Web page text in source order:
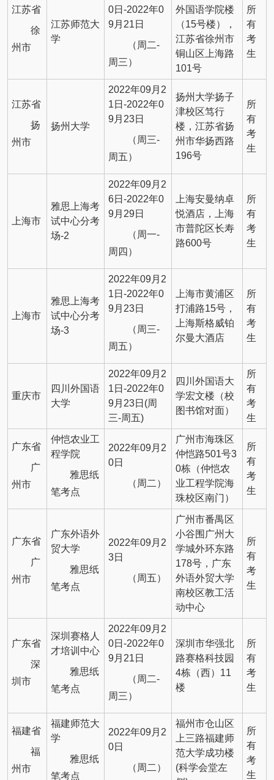
江苏省
徐
州市
江苏师范大
学
0日-2022年0
9月21日
（周二-
周三）
外国语学院楼
（15号楼），
江苏省徐州市
铜山区上海路
101号
所
有
考
生
江苏省
扬
州市
扬州大学
2022年09月2
1日-2022年0
9月23日
（周三-
周五）
扬州大学扬子
津校区笃行
楼，江苏省扬
州市华扬西路
196号
所
有
考
生
上海市
雅思上海考
试中心分考
场-2
2022年09月2
6日-2022年0
9月29日
（周一-
周四）
上海安曼纳卓
悦酒店，上海
市普陀区长寿
路600号
所
有
考
生
上海市
雅思上海考
试中心分考
场-3
2022年09月2
1日-2022年0
9月23日
（周三-
周五）
上海市黄浦区
打浦路15号，
上海斯格威铂
尔曼大酒店
所
有
考
生
重庆市
四川外国语
大学
2022年09月2
1日-2022年0
9月23日(周
三-周五)
四川外国语大
学宏文楼（校
图书馆对面）
所
有
考
生
广东省
广
州市
仲恺农业工
程学院
雅思纸
笔考点
2022年09月2
0日
（周二）
广州市海珠区
仲恺路501号3
0栋（仲恺农
业工程学院海
珠校区南门）
所
有
考
生
广东省
广
州市
广东外语外
贸大学
雅思纸
笔考点
2022年09月2
3日
（周五）
广州市番禺区
小谷围广州大
学城外环东路
178号，广东
外语外贸大学
南校区教工活
动中心
所
有
考
生
广东省
深
圳市
深圳赛格人
才培训中心
雅思纸
笔考点
2022年09月2
0日-2022年0
9月21日
（周二-
周三）
深圳市华强北
路赛格科技园
4栋（西）11
楼
所
有
考
生
福建省
福
州市
福建师范大
学
雅思纸
笔考点
2022年09月2
0日
（周二）
福州市仓山区
上三路福建师
范大学成功楼
(科学会堂左
所
有
考
生